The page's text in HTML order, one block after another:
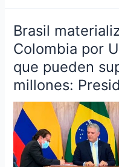
Brasil
Colombia por
que pueden
millones:
Brasil
materializará
inversiones
en
Colombia
por
USD
1.400
millones,
que